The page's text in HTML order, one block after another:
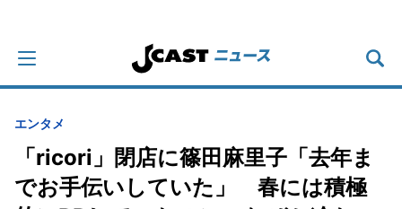
エンタメ
「ricori」閉店に篠田麻里子「去年ま
でお手伝いしていた」 春には積極